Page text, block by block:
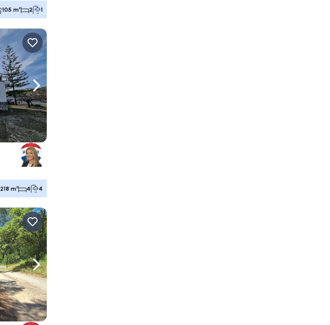
105 m² 2 1
Navigate right
218 m² 4 4
Navigate right